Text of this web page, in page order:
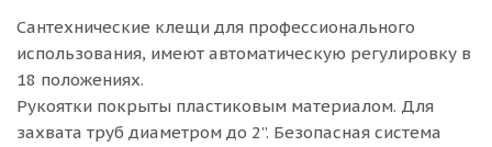
Сантехнические клещи для профессионального
использования, имеют автоматическую регулировку в
18 положениях.
Рукоятки покрыты пластиковым материалом. Для
захвата труб диаметром до 2”. Безопасная система